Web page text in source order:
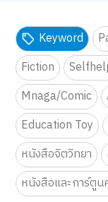
Keyword
Fiction
Mnaga/Comic
Education Toy
หนังสือจิตวิทยา
หนังสือและการ์ตูน